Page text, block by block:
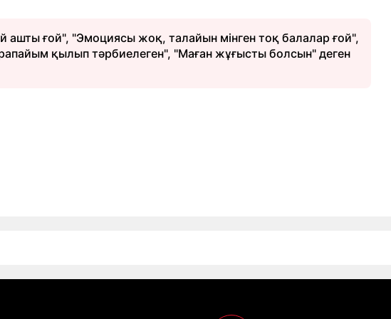
ашты ғой", "Эмоциясы жоқ, талайын мінген тоқ балалар ғой",
қылып тәрбиелеген", "Маған жұғысты болсын" деген